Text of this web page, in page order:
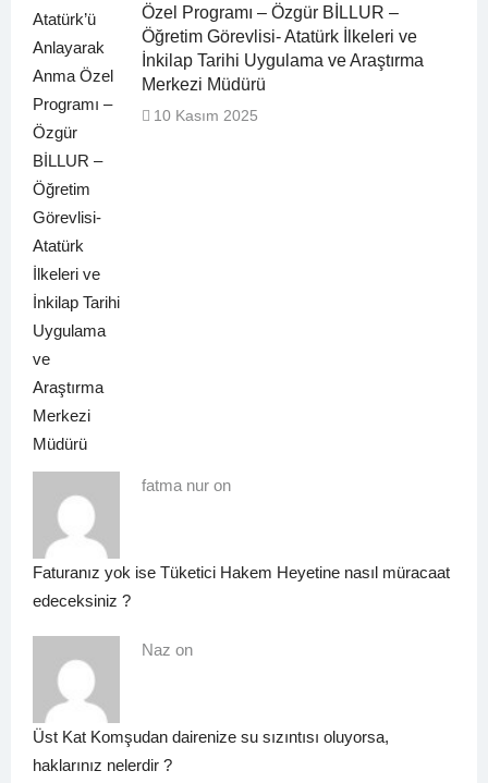
Özel Programı – Özgür BİLLUR –
Öğretim Görevlisi- Atatürk İlkeleri ve
İnkilap Tarihi Uygulama ve Araştırma
Merkezi Müdürü
10 Kasım 2025
fatma nur on
Faturanız yok ise Tüketici Hakem Heyetine nasıl müracaat
edeceksiniz ?
Naz on
Üst Kat Komşudan dairenize su sızıntısı oluyorsa,
haklarınız nelerdir ?